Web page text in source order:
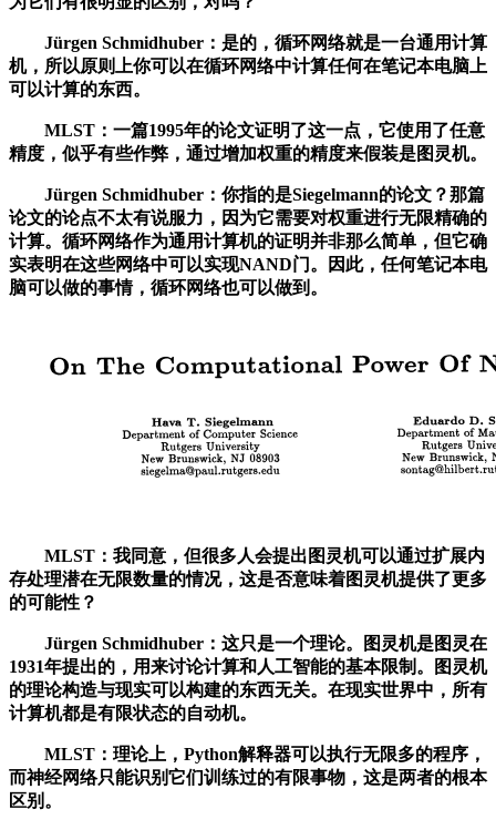
Jürgen Schmidhuber：是的，循环网络就是一台通用计算
机，所以原则上你可以在循环网络中计算任何在笔记本电脑上
可以计算的东西。
MLST：一篇1995年的论文证明了这一点，它使用了任意
精度，似乎有些作弊，通过增加权重的精度来假装是图灵机。
Jürgen Schmidhuber：你指的是Siegelmann的论文？那篇
论文的论点不太有说服力，因为它需要对权重进行无限精确的
计算。循环网络作为通用计算机的证明并非那么简单，但它确
实表明在这些网络中可以实现NAND门。因此，任何笔记本电
脑可以做的事情，循环网络也可以做到。
MLST：我同意，但很多人会提出图灵机可以通过扩展内
存处理潜在无限数量的情况，这是否意味着图灵机提供了更多
的可能性？
Jürgen Schmidhuber：这只是一个理论。图灵机是图灵在
1931年提出的，用来讨论计算和人工智能的基本限制。图灵机
的理论构造与现实可以构建的东西无关。在现实世界中，所有
计算机都是有限状态的自动机。
MLST：理论上，Python解释器可以执行无限多的程序，
而神经网络只能识别它们训练过的有限事物，这是两者的根本
区别。